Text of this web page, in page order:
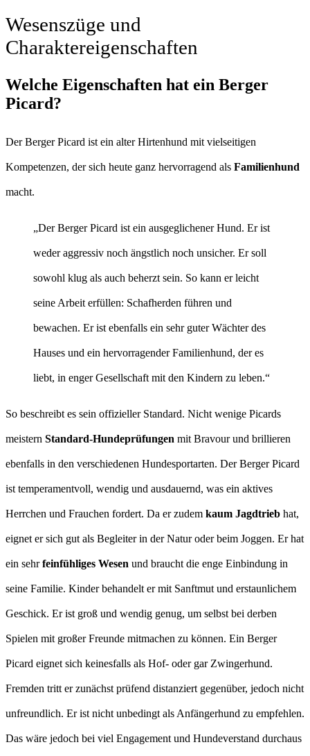
Wesenszüge und
Charaktereigenschaften
Welche Eigenschaften hat ein Berger
Picard?
Der Berger Picard ist ein alter Hirtenhund mit vielseitigen
Kompetenzen, der sich heute ganz hervorragend als Familienhund
macht.
„Der Berger Picard ist ein ausgeglichener Hund. Er ist
weder aggressiv noch ängstlich noch unsicher. Er soll
sowohl klug als auch beherzt sein. So kann er leicht
seine Arbeit erfüllen: Schafherden führen und
bewachen. Er ist ebenfalls ein sehr guter Wächter des
Hauses und ein hervorragender Familienhund, der es
liebt, in enger Gesellschaft mit den Kindern zu leben.“
So beschreibt es sein offizieller Standard. Nicht wenige Picards
meistern Standard-Hundeprüfungen mit Bravour und brillieren
ebenfalls in den verschiedenen Hundesportarten. Der Berger Picard
ist temperamentvoll, wendig und ausdauernd, was ein aktives
Herrchen und Frauchen fordert. Da er zudem kaum Jagdtrieb hat,
eignet er sich gut als Begleiter in der Natur oder beim Joggen. Er hat
ein sehrfeinfühliges Wesen und braucht die enge Einbindung in
seine Familie. Kinder behandelt er mit Sanftmut und erstaunlichem
Geschick. Er ist groß und wendig genug, um selbst bei derben
Spielen mit großer Freunde mitmachen zu können. Ein Berger
Picard eignet sich keinesfalls als Hof- oder gar Zwingerhund.
Fremden tritt er zunächst prüfend distanziert gegenüber, jedoch nicht
unfreundlich. Er ist nicht unbedingt als Anfängerhund zu empfehlen.
Das wäre jedoch bei viel Engagement und Hundeverstand durchaus